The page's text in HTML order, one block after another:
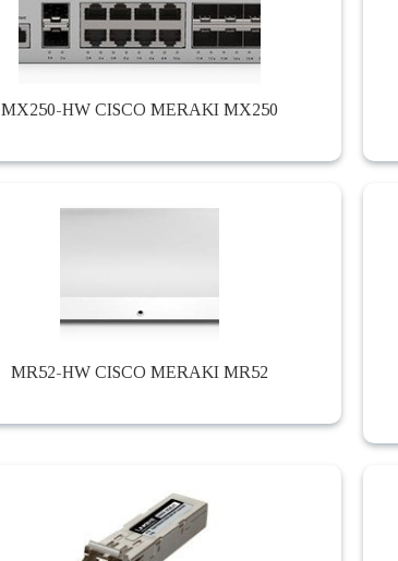
MX250-HW CISCO MERAKI MX250
MR52-HW CISCO MERAKI MR52